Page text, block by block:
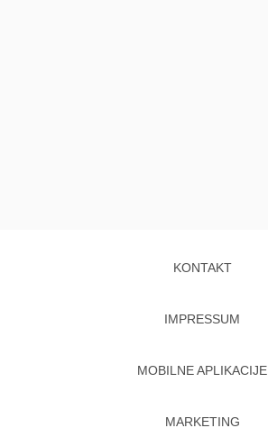
KONTAKT
IMPRESSUM
MOBILNE APLIKACIJE
MARKETING